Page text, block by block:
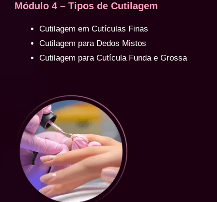
Módulo 4 – Tipos de Cutilagem
Cutilagem em Cutículas Finas
Cutilagem para Dedos Mistos
Cutilagem para Cutícula Funda e Grossa